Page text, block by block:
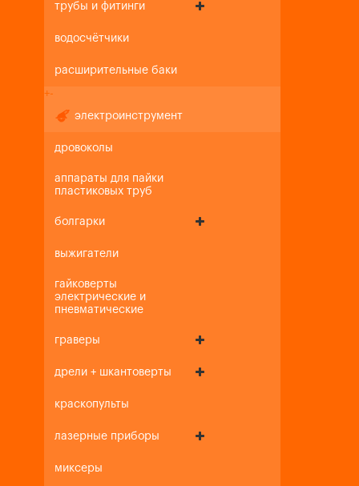
трубы и фитинги
водосчётчики
расширительные баки
+-
электроинструмент
дровоколы
аппараты для пайки
пластиковых труб
болгарки
выжигатели
гайковерты
электрические и
пневматические
граверы
дрели + шкантоверты
краскопульты
лазерные приборы
миксеры